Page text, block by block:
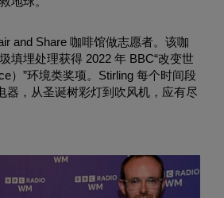
and Share 咖啡馆做志愿者。该咖
填埋处理获得 2022 年 BBC“改变世
）”环境类奖项。Stirling 每个时间段
器，从圣诞树彩灯到吹风机，应有尽